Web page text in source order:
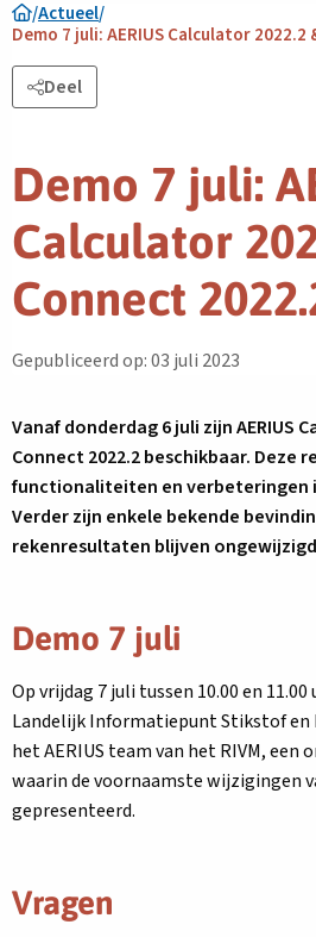
/Actueel/
Demo 7 juli: AERIUS Calculator 2022.2
Deel
Demo 7 juli:
Calculator
Connect
Gepubliceerd op: 03 juli 2023
Vanaf donderdag 6 juli zijn AERIUS
Connect 2022.2 beschikbaar. Deze
functionaliteiten en verbeteringen
Verder zijn enkele bekende
rekenresultaten blijven
Demo 7 juli
Op vrijdag 7 juli tussen 10.00 en
Landelijk Informatiepunt Stikstof en
het AERIUS team van het RIVM,
waarin de voornaamste wijzigingen
gepresenteerd.
Vragen